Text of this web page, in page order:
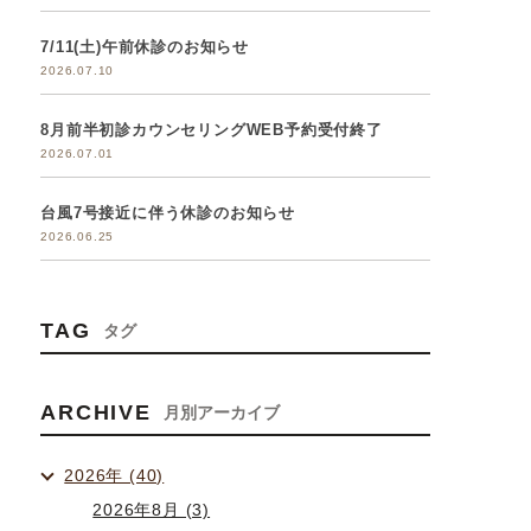
7/11(土)午前休診のお知らせ
2026.07.10
8月前半初診カウンセリングWEB予約受付終了
2026.07.01
台風7号接近に伴う休診のお知らせ
2026.06.25
TAG タグ
ARCHIVE 月別アーカイブ
2026年 (40)
2026年8月 (3)